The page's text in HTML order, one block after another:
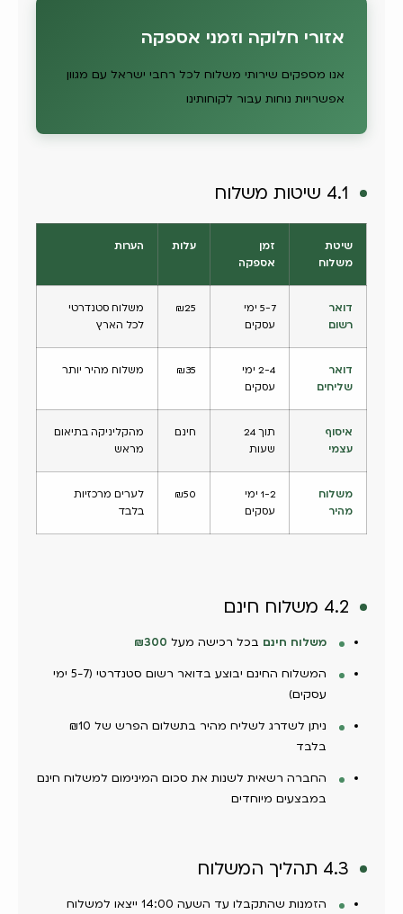
אזורי חלוקה וזמני אספקה
אנו מספקים שירותי משלוח לכל רחבי ישראל עם מגוון
אפשרויות נוחות עבור לקוחותינו
4.1 שיטות משלוח
שיטת
משלוח
זמן
אספקה
עלות הערות
דואר
רשום
5-7 ימי
עסקים
₪25
משלוח סטנדרטי
לכל הארץ
דואר
שליחים
2-4 ימי
עסקים
₪35 משלוח מהיר יותר
איסוף
עצמי
תוך 24
שעות
חינם
מהקליניקה בתיאום
מראש
משלוח
מהיר
1-2 ימי
עסקים
₪50
לערים מרכזיות
בלבד
4.2 משלוח חינם
משלוח חינם בכל רכישה מעל ₪300
המשלוח החינם יבוצע בדואר רשום סטנדרטי (5-7 ימי
עסקים)
ניתן לשדרג לשליח מהיר בתשלום הפרש של ₪10
בלבד
החברה רשאית לשנות את סכום המינימום למשלוח חינם
במבצעים מיוחדים
4.3 תהליך המשלוח
הזמנות שהתקבלו עד השעה 14:00 ייצאו למשלוח